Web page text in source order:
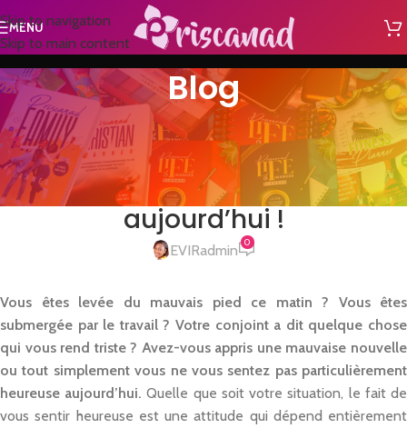
Skip to navigation
Skip to main content
MENU
Blog
NON CLASSÉ
Vie réussie #1 : 3 techniques
pour se sentir plus heureuse
aujourd’hui !
EVIRadmin 0
Vous êtes levée du mauvais pied ce matin ? Vous êtes
submergée par le travail? Votre conjoint a dit quelque chose
qui vous rend triste? Avez-vous appris une mauvaise nouvelle
ou tout simplement vous ne vous sentez pas particulièrement
heureuse aujourd’hui. Quelle que soit votre situation, le fait de
vous sentir heureuse est une attitude qui dépend entièrement